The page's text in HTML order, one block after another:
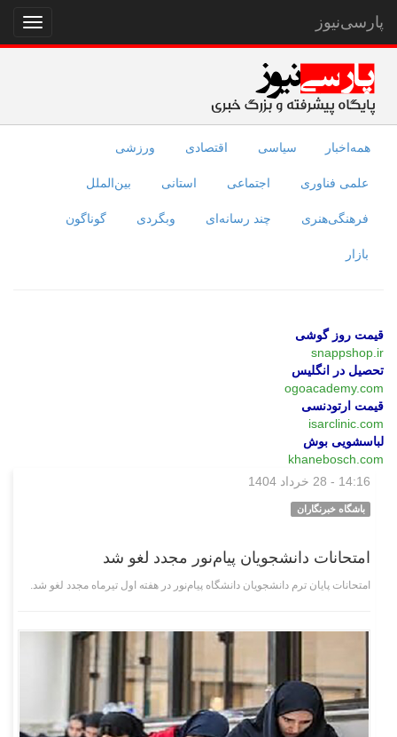
نمایش
منو
پارسی‌نیوز
همه‌اخبار سیاسی اقتصادی ورزشی
علمی فناوری اجتماعی استانی بین‌الملل
فرهنگی‌هنری چند رسانه‌ای وبگردی گوناگون
بازار
قیمت روز گوشی
snappshop.ir
تحصیل در انگلیس
ogoacademy.com
قیمت ارتودنسی
isarclinic.com
لباسشویی بوش
khanebosch.com
14:16 - 28 خرداد 1404
باشگاه خبرنگاران
امتحانات دانشجویان پیام‌نور مجدد لغو شد
امتحانات پایان ترم دانشجویان دانشگاه پیام‌نور در هفته اول تیرماه مجدد لغو شد.